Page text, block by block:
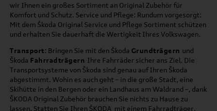
wir Ihnen ein großes Sortiment an Original Zubehör für
Komfort und Schutz. Service und Pflege: Rundum vorgesorgt:
Mit dem Škoda Original Service und Pflege Sortiment schützen
und erhalten Sie dauerhaft die Wertigkeit Ihres Volkswagen.
Transport: Bringen Sie mit den Škoda Grundträgern und
Škoda Fahrradträgern Ihre Fahrräder sicher ans Ziel. Die
Transportsysteme von Škoda sind genau auf Ihren Škoda
abgestimmt. Wohin es auch geht – in die große Stadt, eine
Skihütte in den Bergen oder ein Landhaus am Waldrand –, dank
ŠKODA Original Zubehör brauchen Sie nichts zu Hause zu
lassen. Statten Sie Ihren ŠKODA mit einem Fahrradträger,